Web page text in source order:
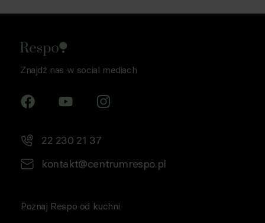
Znajdź nas w social mediach
22 230 21 37
kontakt@centrumrespo.pl
Poznaj Respo od kuchni